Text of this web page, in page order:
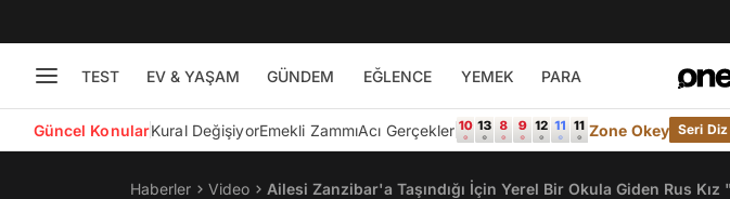
TEST EV & YAŞAM GÜNDEM EĞLENCE YEMEK PARA
Güncel KonularKural DeğişiyorEmekli ZammıAcı Gerçekler Zone Okey Seri Diz
Haberler Video Ailesi Zanzibar'a Taşındığı İçin Yerel Bir Okula Giden Rus